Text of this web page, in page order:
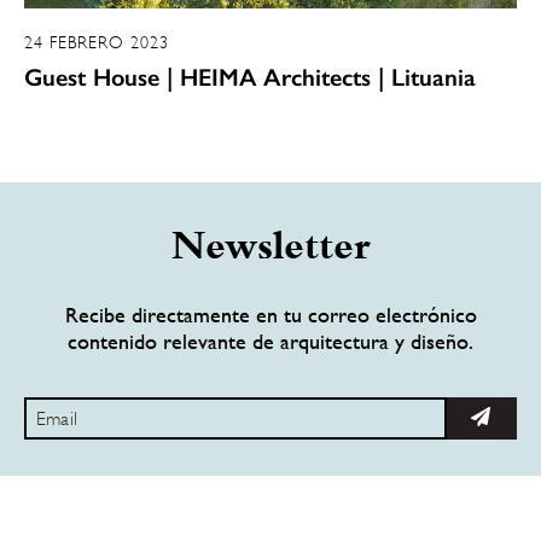
24 FEBRERO 2023
Guest House | HEIMA Architects | Lituania
Newsletter
Recibe directamente en tu correo electrónico
contenido relevante de arquitectura y diseño.